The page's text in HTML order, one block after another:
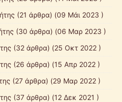
(21 άρθρα) (09 Μάι 2023 )
(30 άρθρα) (06 Μαρ 2023 )
(32 άρθρα) (25 Οκτ 2022 )
(26 άρθρα) (15 Απρ 2022 )
(27 άρθρα) (29 Μαρ 2022 )
(37 άρθρα) (12 Δεκ 2021 )